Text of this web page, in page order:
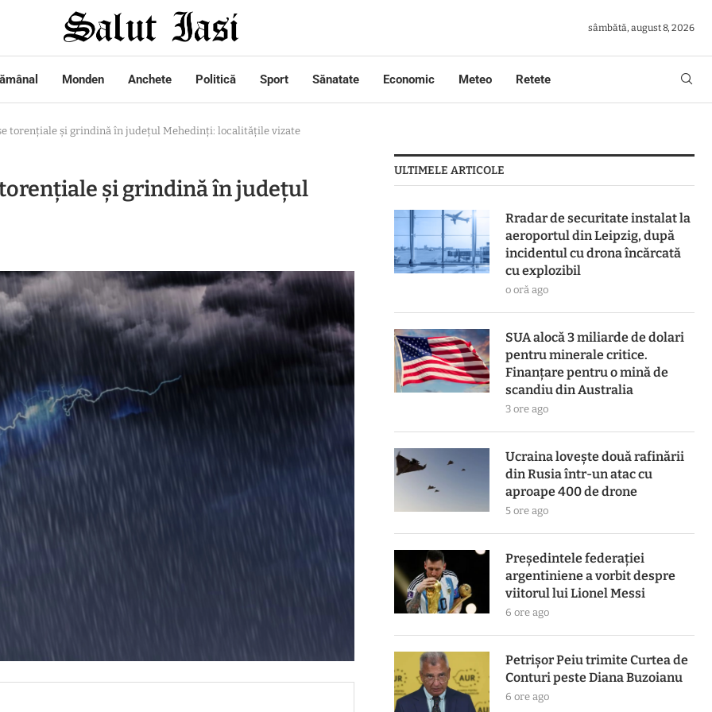
sâmbătă, august 8, 2026
Monden Anchete Politică Sport Sănatate Economic Meteo Retete
torenţiale şi grindină în judeţul Mehedinţi: localitățile vizate
torenţiale şi grindină în judeţul
ULTIMELE ARTICOLE
Rradar de securitate instalat la
aeroportul din Leipzig, după
incidentul cu drona încărcată
cu explozibil
o oră ago
SUA alocă 3 miliarde de dolari
pentru minerale critice.
Finanțare pentru o mină de
scandiu din Australia
3 ore ago
Ucraina lovește două rafinării
din Rusia într-un atac cu
aproape 400 de drone
5 ore ago
Președintele federației
argentiniene a vorbit despre
viitorul lui Lionel Messi
6 ore ago
Petrișor Peiu trimite Curtea de
Conturi peste Diana Buzoianu
6 ore ago